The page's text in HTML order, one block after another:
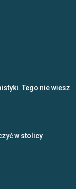
Tego nie wiesz
w stolicy